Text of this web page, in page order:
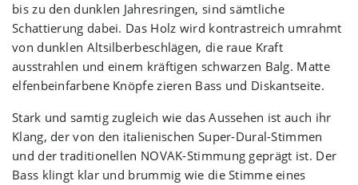
bis zu den dunklen Jahresringen, sind sämtliche
Schattierung dabei. Das Holz wird kontrastreich umrahmt
von dunklen Altsilberbeschlägen, die raue Kraft
ausstrahlen und einem kräftigen schwarzen Balg. Matte
elfenbeinfarbene Knöpfe zieren Bass und Diskantseite.
Stark und samtig zugleich wie das Aussehen ist auch ihr
Klang, der von den italienischen Super-Dural-Stimmen
und der traditionellen NOVAK-Stimmung geprägt ist. Der
Bass klingt klar und brummig wie die Stimme eines